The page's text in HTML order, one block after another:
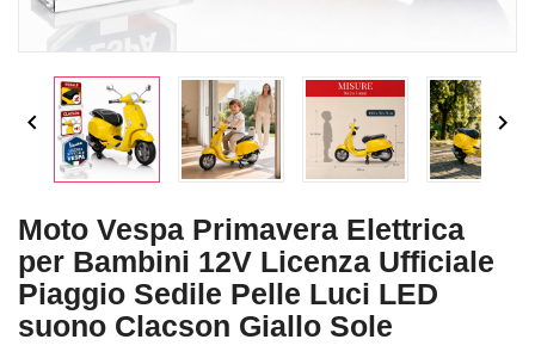
 
Moto Vespa Primavera Elettrica
per Bambini 12V Licenza Ufficiale
Piaggio Sedile Pelle Luci LED
suono Clacson Giallo Sole